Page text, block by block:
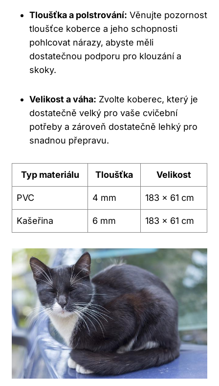
Tloušťka a polstrování: Věnujte pozornost
tloušťce koberce a jeho schopnosti
pohlcovat nárazy, abyste měli
dostatečnou podporu pro klouzání a
skoky.
Velikost a váha: Zvolte koberec, který je
dostatečně velký pro vaše cvičební
potřeby a zároveň dostatečně lehký pro
snadnou přepravu.
Typ materiálu Tloušťka Velikost
PVC 4 mm 183 x 61 cm
Kašeřina 6 mm 183 x 61 cm